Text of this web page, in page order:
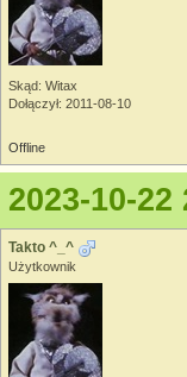
Skąd: Witax
Dołączył: 2011-08-10
Offline
2023-10-22
Takto ^_^
Użytkownik